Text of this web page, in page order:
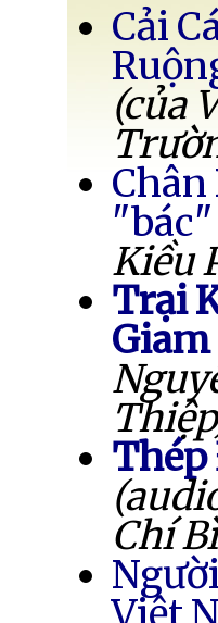
Cải
(của
Kiều
Trại
Giam
Thép
Chí